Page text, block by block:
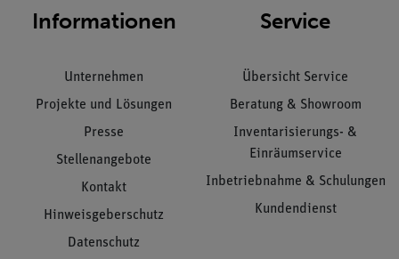
Informationen
Unternehmen
Projekte und Lösungen
Presse
Stellenangebote
Kontakt
Hinweisgeberschutz
Datenschutz
Service
Übersicht Service
Beratung & Showroom
Inventarisierungs- &
Einräumservice
Inbetriebnahme & Schulungen
Kundendienst